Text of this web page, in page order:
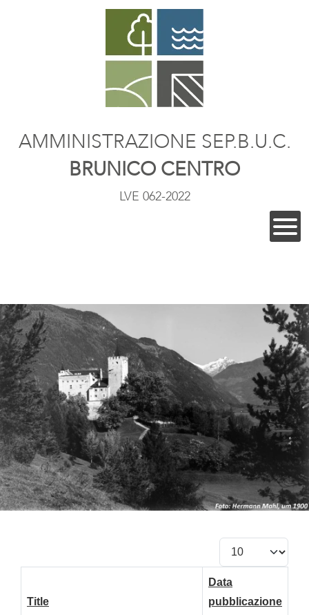
AMMINISTRAZIONE SEP.B.U.C.
BRUNICO CENTRO
LVE 062-2022
Visualizza #
Title
Data
pubblicazione